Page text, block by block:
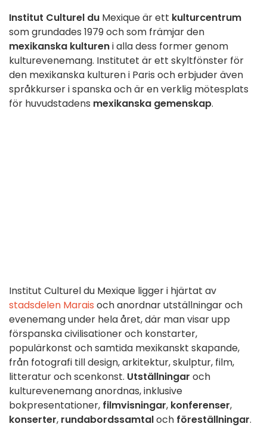
Institut Culturel du Mexique är ett kulturcentrum
som grundades 1979 och som främjar den
mexikanska kultureni alla dess former genom
kulturevenemang. Institutet är ett skyltfönster för
den mexikanska kulturen i Paris och erbjuder även
språkkurser i spanska och är en verklig mötesplats
för huvudstadens mexikanska gemenskap.
Institut Culturel du Mexique ligger i hjärtat av
stadsdelen Marais och anordnar utställningar och
evenemang under hela året, där man visar upp
förspanska civilisationer och konstarter,
populärkonst och samtida mexikanskt skapande,
från fotografi till design, arkitektur, skulptur, film,
litteratur och scenkonst. Utställningar och
kulturevenemang anordnas, inklusive
bokpresentationer, filmvisningar, konferenser,
konserter, rundabordssamtaloch föreställningar.